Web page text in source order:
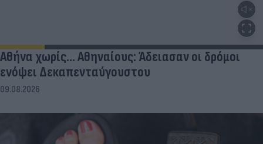
Αθήνα χωρίς… Αθηναίους: Άδειασαν οι δρόμοι
ενόψει Δεκαπενταύγουστου
09.08.2026